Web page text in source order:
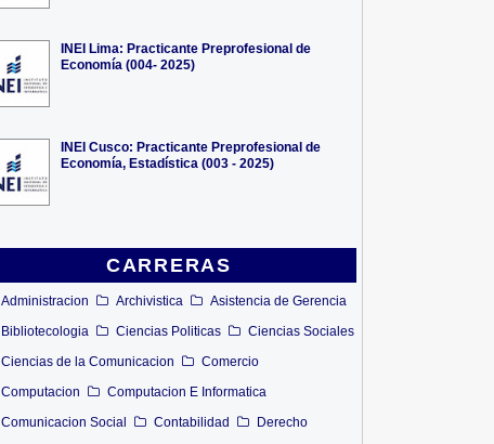
INEI Lima: Practicante Preprofesional de
Economía (004- 2025)
INEI Cusco: Practicante Preprofesional de
Economía, Estadística (003 - 2025)
CARRERAS
Administracion Archivistica
Asistencia de Gerencia
Bibliotecologia
Ciencias Politicas
Ciencias Sociales
Ciencias de la Comunicacion
Comercio
Computacion
Computacion E Informatica
Comunicacion Social
Contabilidad
Derecho